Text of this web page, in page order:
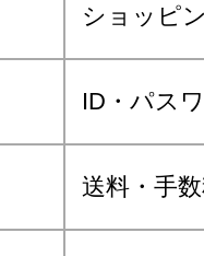
ショッピ
ID・パス
送料・手